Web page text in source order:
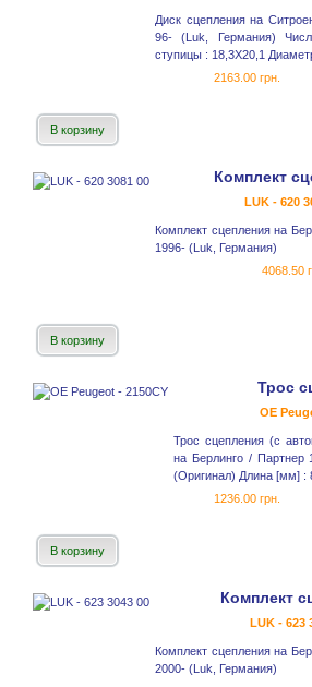
Диск сцепления на
96- (Luk, Германия)
ступицы : 18,3X20,1
2163.00 грн.
В корзину
Комплект
LUK - 620
Комплект сцепления на
1996- (Luk, Германия)
4068.50
В корзину
Трос
OE
Трос сцепления (с
на Берлинго / Партнер
(Оригинал) Длина [мм] :
1236.00 грн.
В корзину
Комплект
LUK - 623
Комплект сцепления на
2000- (Luk, Германия)